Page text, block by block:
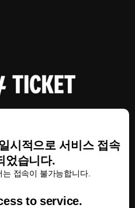
시적으로 서비스 접속
었습니다.
접속이 불가능합니다.
to service.